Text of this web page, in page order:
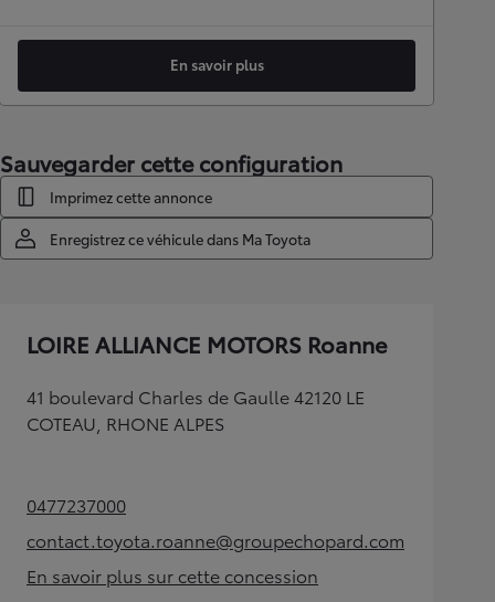
En savoir plus
Sauvegarder cette configuration
Imprimez cette annonce
Enregistrez ce véhicule dans Ma Toyota
LOIRE ALLIANCE MOTORS Roanne
41 boulevard Charles de Gaulle 42120 LE
COTEAU, RHONE ALPES
0477237000(Opens in new tab)
contact.toyota.roanne@groupechopard.com
(Opens in new tab)
En savoir plus sur cette concession
(Opens in new tab)